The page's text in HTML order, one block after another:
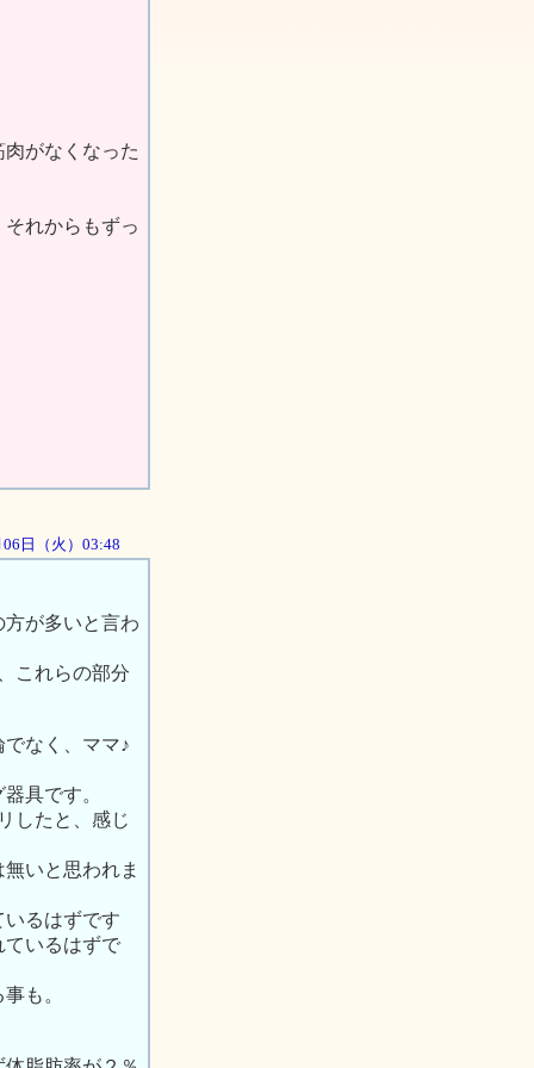
がなくなった
れからもずっ
日（火）03:48
が多いと言わ
これらの部分
なく、ママ♪
具です。
したと、感じ
いと思われま
るはずです
ているはずで
も。